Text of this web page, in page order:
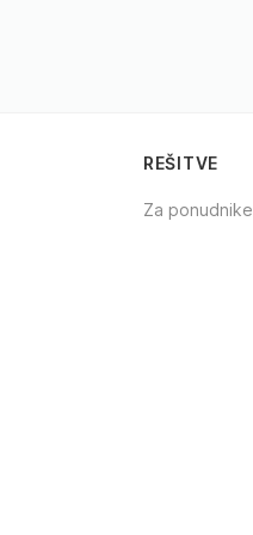
REŠITVE
Za ponudnike